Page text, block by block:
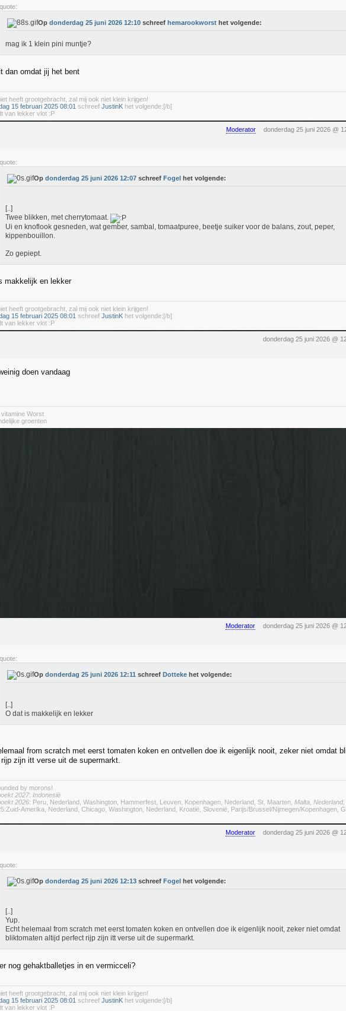
quote:
Op donderdag 25 juni 2026 12:10 schreef hemarookworst het volgende:
mag ik 1 klein pini muntje?
dan omdat jij het bent
heeft grootgebracht, zal mij ook niet klein krijgen!
15 februari 2025 08:01 schreef JustinK het volgende:[/b]
van lekker vlot :P
Moderator donderdag 25 juni 2026 @
quote:
Op donderdag 25 juni 2026 12:07 schreef Fogel het volgende:
[..]
Twee blikken, met cherrytomaat.
Ui en knoflook gesneden, wat gember, sambal, tomaatpuree, beetje suiker voor de balans, zout, peper,
kippenbouillon.
Zo gepiept.
makkelijk en lekker
heeft grootgebracht, zal mij ook niet klein krijgen!
15 februari 2025 08:01 schreef JustinK het volgende:[/b]
van lekker vlot :P
donderdag 25 juni 2026 @
doen vandaag
vitamine Worst
groenten
Moderator donderdag 25 juni 2026 @
quote:
Op donderdag 25 juni 2026 12:11 schreef Dotteke het volgende:
[..]
O dat is makkelijk en lekker
from scratch met eerst tomaten koken en ontvellen doe ik eigenlijk nooit, zeker niet omdat
zijn itt verse uit de supermarkt.
by morons!
2027: Indonesië
2026: Peru, Nederland, Washington, Hammerfest, Leuven, Kopenhagen, Nederland, St. Maarten, Malta,
Amerika, Nederland, Chicago, Washington, Nederland, Kroatië, Slovenië, Parijs/Brussel/Nijmegen/Kopenhagen,
Moderator donderdag 25 juni 2026 @
quote:
Op donderdag 25 juni 2026 12:13 schreef Fogel het volgende:
[..]
Yup.
Echt helemaal from scratch met eerst tomaten koken en ontvellen doe ik eigenlijk nooit, zeker niet omdat
bliktomaten altijd perfect rijp zijn itt verse uit de supermarkt.
nog gehaktballetjes in en vermicceli?
heeft grootgebracht, zal mij ook niet klein krijgen!
15 februari 2025 08:01 schreef JustinK het volgende:[/b]
van lekker vlot :P